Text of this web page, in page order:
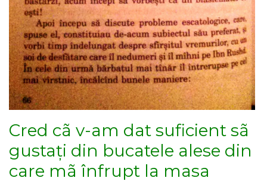
Cred cã v-am dat suficient sã
gustați din bucatele alese din
care mã înfrupt la masa